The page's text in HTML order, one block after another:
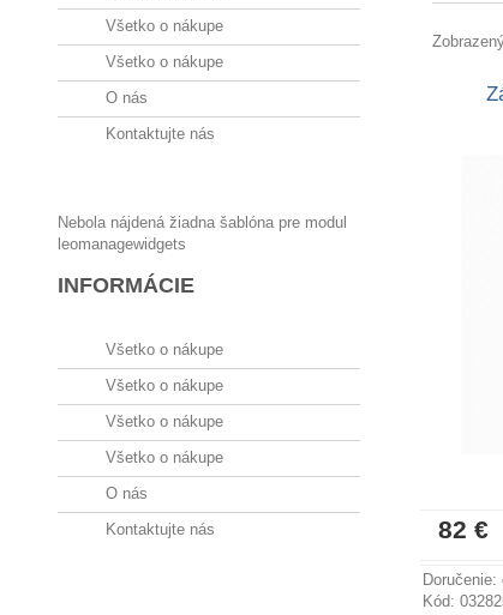
Všetko o nákupe
Všetko o nákupe
O nás
Kontaktujte nás
Nebola nájdená žiadna šablóna pre modul
leomanagewidgets
INFORMÁCIE
Všetko o nákupe
Všetko o nákupe
Všetko o nákupe
Všetko o nákupe
O nás
Kontaktujte nás
82 €
Kód: